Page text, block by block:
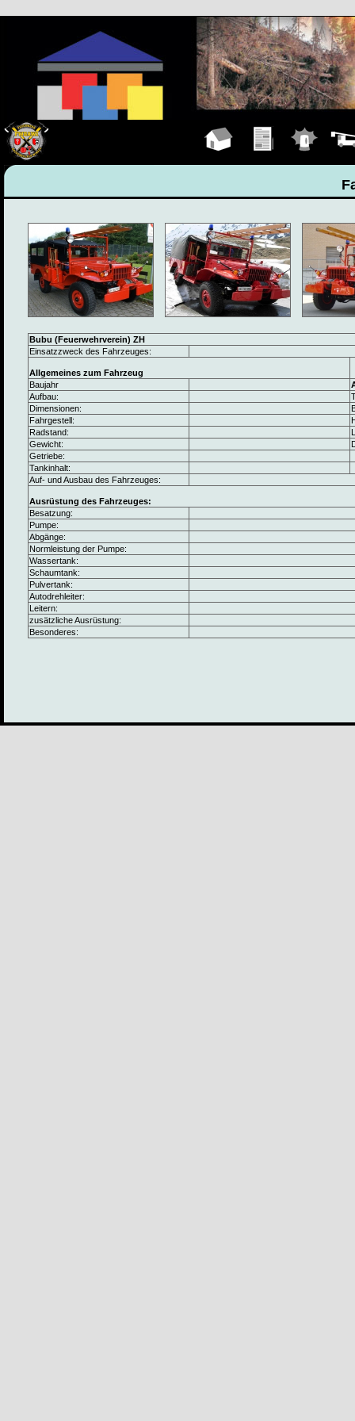
Bubu (Feuerwehrverein) ZH
Einsatzzweck des Fahrzeuges:
Allgemeines zum Fahrzeug
Baujahr
Aufbau:
Dimensionen:
Fahrgestell:
Radstand:
Gewicht:
Getriebe:
Tankinhalt:
Auf- und Ausbau des Fahrzeuges:
Ausrüstung des Fahrzeuges:
Besatzung:
Pumpe:
Abgänge:
Normleistung der Pumpe:
Wassertank:
Schaumtank:
Pulvertank:
Autodrehleiter:
Leitern:
zusätzliche Ausrüstung:
Besonderes: